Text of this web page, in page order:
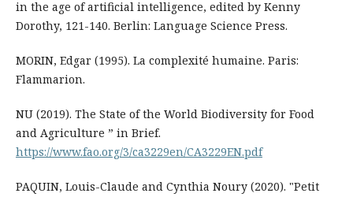
in the age of artificial intelligence, edited by Kenny
Dorothy, 121-140. Berlin: Language Science Press.
MORIN, Edgar (1995). La complexité humaine. Paris:
Flammarion.
NU (2019). The State of the World Biodiversity for Food
and Agriculture ” in Brief.
https://www.fao.org/3/ca3229en/CA3229EN.pdf
PAQUIN, Louis-Claude and Cynthia Noury (2020). "Petit